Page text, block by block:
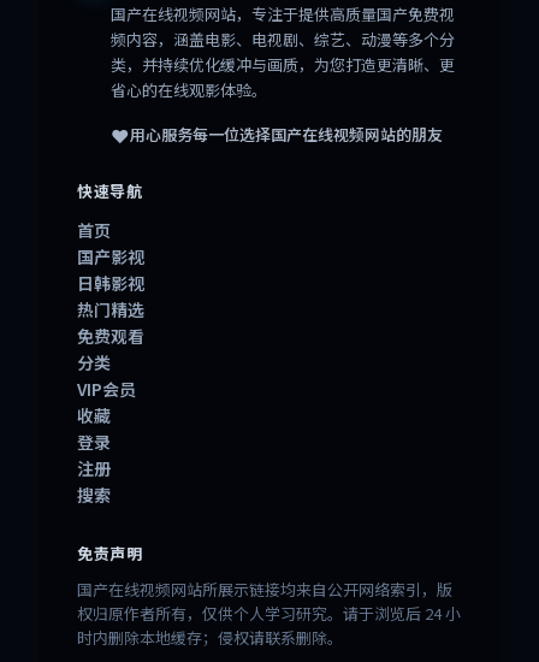
国产在线视频网站，专注于提供高质量国产免费视
频内容，涵盖电影、电视剧、综艺、动漫等多个分
类，并持续优化缓冲与画质，为您打造更清晰、更
省心的在线观影体验。
❤️用心服务每一位选择国产在线视频网站的朋友
快速导航
首页
国产影视
日韩影视
热门精选
免费观看
分类
VIP会员
收藏
登录
注册
搜索
免责声明
国产在线视频网站所展示链接均来自公开网络索引，版
权归原作者所有，仅供个人学习研究。请于浏览后 24 小
时内删除本地缓存；侵权请联系删除。